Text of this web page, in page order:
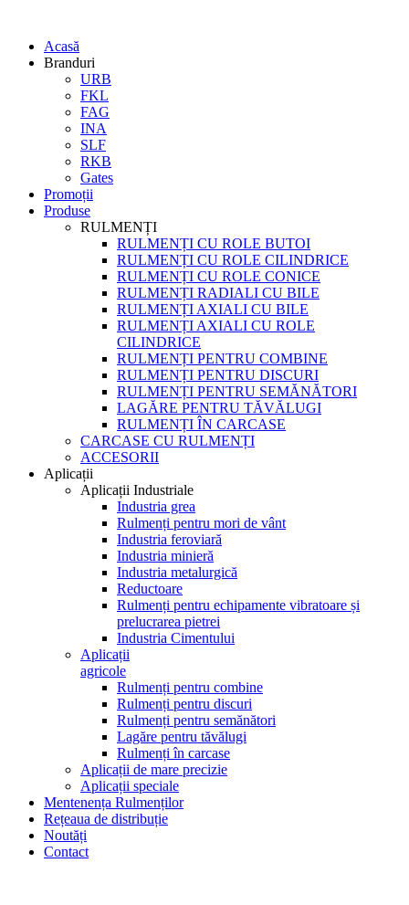
Acasă
Branduri
URB
FKL
FAG
INA
SLF
RKB
Gates
Promoții
Produse
RULMENȚI
RULMENȚI CU ROLE BUTOI
RULMENȚI CU ROLE CILINDRICE
RULMENȚI CU ROLE CONICE
RULMENȚI RADIALI CU BILE
RULMENȚI AXIALI CU BILE
RULMENȚI AXIALI CU ROLE
CILINDRICE
RULMENȚI PENTRU COMBINE
RULMENȚI PENTRU DISCURI
RULMENȚI PENTRU SEMĂNĂTORI
LAGĂRE PENTRU TĂVĂLUGI
RULMENȚI ÎN CARCASE
CARCASE CU RULMENȚI
ACCESORII
Aplicații
Aplicații Industriale
Industria grea
Rulmenți pentru mori de vânt
Industria feroviară
Industria minieră
Industria metalurgică
Reductoare
Rulmenți pentru echipamente vibratoare și
prelucrarea pietrei
Industria Cimentului
Aplicații
agricole
Rulmenți pentru combine
Rulmenți pentru discuri
Rulmenți pentru semănători
Lagăre pentru tăvălugi
Rulmenți în carcase
Aplicații de mare precizie
Aplicații speciale
Mentenența Rulmenților
Rețeaua de distribuție
Noutăți
Contact